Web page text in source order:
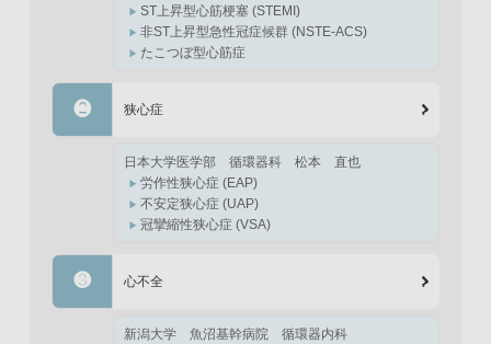
ST上昇型心筋梗塞 (STEMI)
非ST上昇型急性冠症候群 (NSTE-ACS)
たこつぼ型心筋症
❷ 狭心症
日本大学医学部 循環器科
松本 直也
労作性狭心症 (EAP)
不安定狭心症 (UAP)
冠攣縮性狭心症 (VSA)
❸ 心不全
新潟大学 魚沼基幹病院
循環器内科